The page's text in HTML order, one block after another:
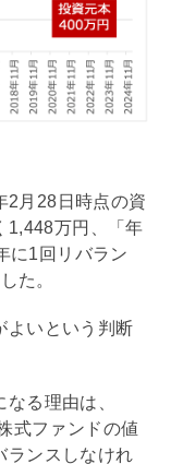
2月28日時点の資
1,448万円、「年
に1回リバラン
た。
よいという判断
る理由は、
式ファンドの値
ランスしなけれ